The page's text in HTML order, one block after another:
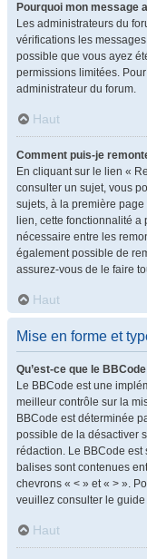
Pourquoi mon message
Les administrateurs du
vérifications les
possible que vous ayez
permissions limitées.
administrateur du forum.
Haut
Comment puis-je
En cliquant sur le lien «
consulter un sujet, vous
sujets, à la première
lien, cette fonctionnalité a
nécessaire entre les
également possible de
assurez-vous de le faire
Haut
Mise en forme et
Qu’est-ce que le
Le BBCode est une
meilleur contrôle sur la
BBCode est déterminée
possible de la désactiver
rédaction. Le BBCode est
balises sont contenues
chevrons « < » et « > ».
veuillez consulter le
Haut